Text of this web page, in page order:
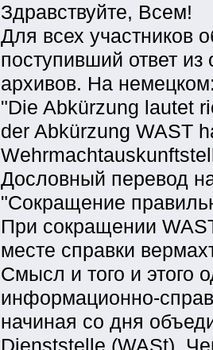
Здравствуйте, Всем!
Для всех участников
поступивший ответ
архивов. На
"Die Abkürzung lautet
der Abkürzung WAST
Дословный перевод
"Сокращение
При сокращении
месте справки
Смысл и того и этого
информационно-
начиная со дня
Dienststelle (WASt).